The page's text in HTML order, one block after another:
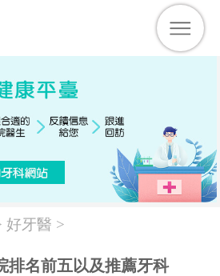
好牙醫 >
排名前五以及推薦牙科